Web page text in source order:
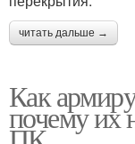
читать дальше →
Как
почему их